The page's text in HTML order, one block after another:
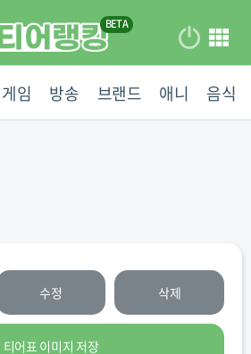
게임 방송 브랜드 애니 음식
수정 삭제
티어표 이미지 저장